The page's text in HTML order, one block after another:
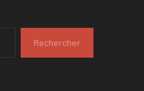
Rechercher